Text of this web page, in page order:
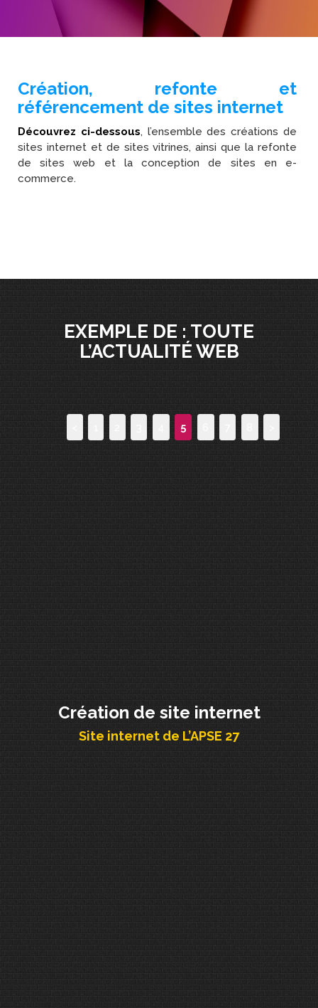
Création, refonte et
référencement de sites internet
Découvrez ci-dessous, l’ensemble des créations de
sites internet et de sites vitrines, ainsi que la refonte
de sites web et la conception de sites en e-
commerce.
EXEMPLE DE : TOUTE
L’ACTUALITÉ WEB
5
Création de site internet
Site internet de L’APSE 27